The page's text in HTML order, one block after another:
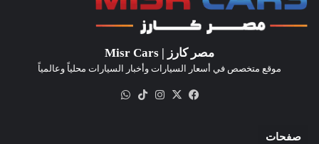
مصر كارز | Misr Cars
موقع متخصص في أسعار السيارات وأخبار السيارات محلياً وعالمياً
فيسبوك
‫X انستقرام‫TikTok
صفحات